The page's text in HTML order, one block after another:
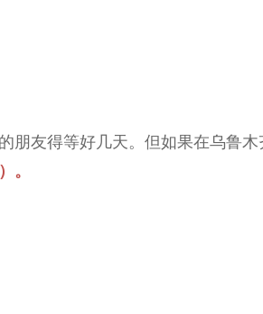
友得等好几天。但如果在乌鲁木
。